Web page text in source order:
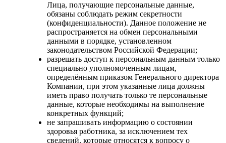
Лица, получающие персональные данные,
обязаны соблюдать режим секретности
(конфиденциальности). Данное положение не
распространяется на обмен персональными
данными в порядке, установленном
законодательством Российской Федерации;
разрешать доступ к персональным данным только
специально уполномоченным лицам,
определённым приказом Генерального директора
Компании, при этом указанные лица должны
иметь право получать только те персональные
данные, которые необходимы на выполнение
конкретных функций;
не запрашивать информацию о состоянии
здоровья работника, за исключением тех
сведений, которые относятся к вопросу о